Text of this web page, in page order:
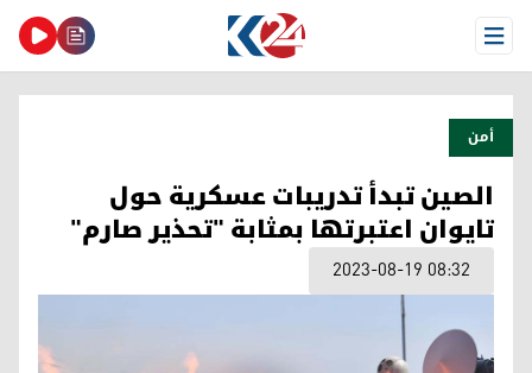
Open Menu
أمن
الصين تبدأ تدريبات عسكرية حول
تايوان اعتبرتها بمثابة "تحذير صارم"
2023-08-19 08:32